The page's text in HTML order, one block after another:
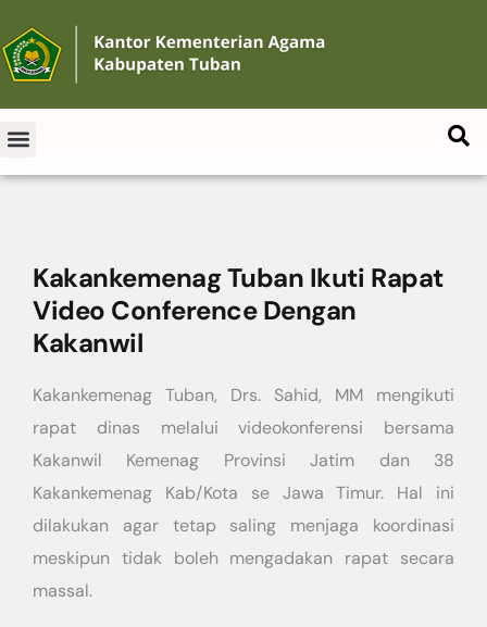
Kakankemenag Tuban Ikuti Rapat
Video Conference Dengan
Kakanwil
Kakankemenag Tuban, Drs. Sahid, MM mengikuti
rapat dinas melalui videokonferensi bersama
Kakanwil Kemenag Provinsi Jatim dan 38
Kakankemenag Kab/Kota se Jawa Timur. Hal ini
dilakukan agar tetap saling menjaga koordinasi
meskipun tidak boleh mengadakan rapat secara
massal.